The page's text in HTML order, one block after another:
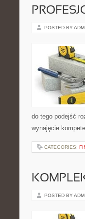
POSTED BY
do tego podejść
wynajęcie
CATEGORIES:
POSTED BY